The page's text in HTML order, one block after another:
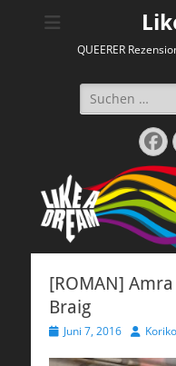
QUEERER
Suchen
nach:
[ROMAN]
Braig
Veröffentlicht
Juni 7, 2016 AutorKoriko